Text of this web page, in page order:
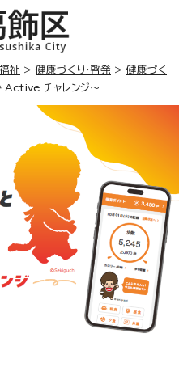
祉 > 健康づくり・啓発 > 健康づく
Active チャレンジ～